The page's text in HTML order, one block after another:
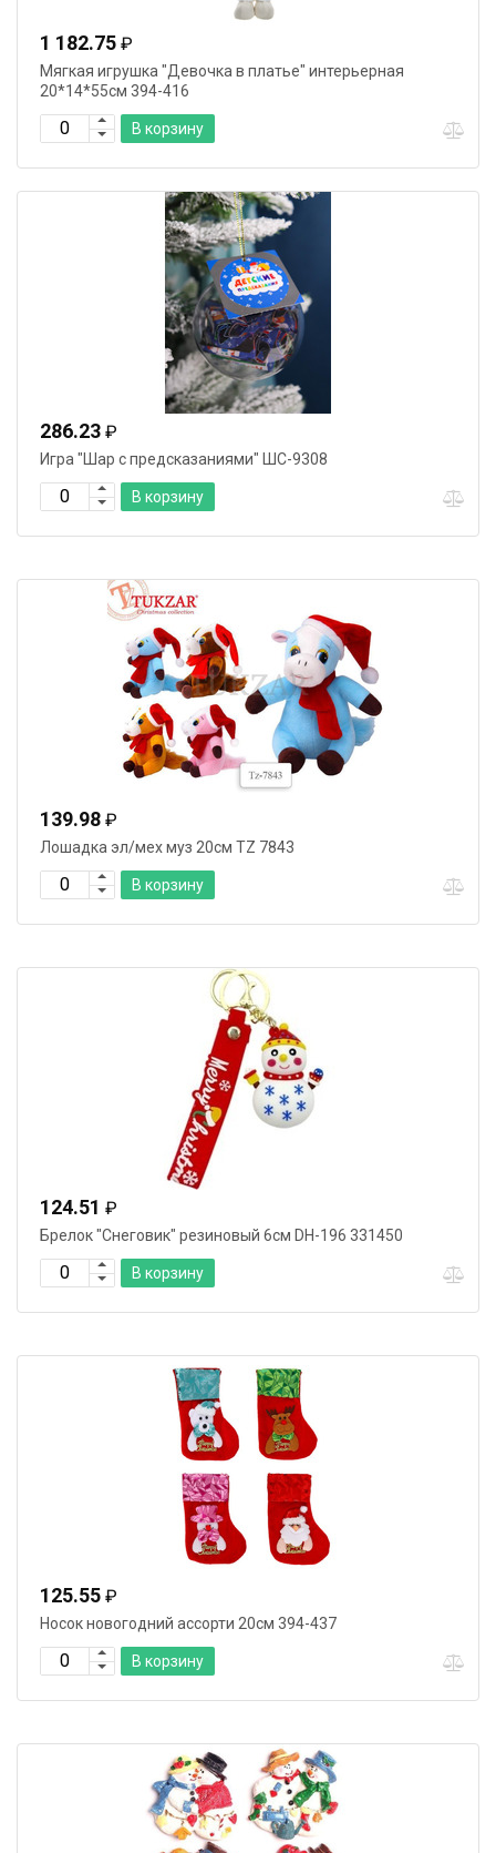
1 182.75 ₽
Мягкая игрушка "Девочка в платье" интерьерная
20*14*55см 394-416
В корзину
286.23 ₽
Игра "Шар с предсказаниями" ШС-9308
В корзину
139.98 ₽
Лошадка эл/мех муз 20см TZ 7843
В корзину
124.51 ₽
Брелок "Снеговик" резиновый 6см DH-196 331450
В корзину
125.55 ₽
Носок новогодний ассорти 20см 394-437
В корзину